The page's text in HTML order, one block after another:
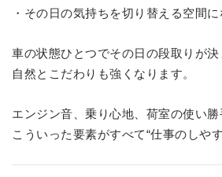
・その日の気持ちを切り替える空間に
車の状態ひとつでその日の段取りが決
自然とこだわりも強くなります。
エンジン音、乗り心地、荷室の使い
こういった要素がすべて“仕事のしや